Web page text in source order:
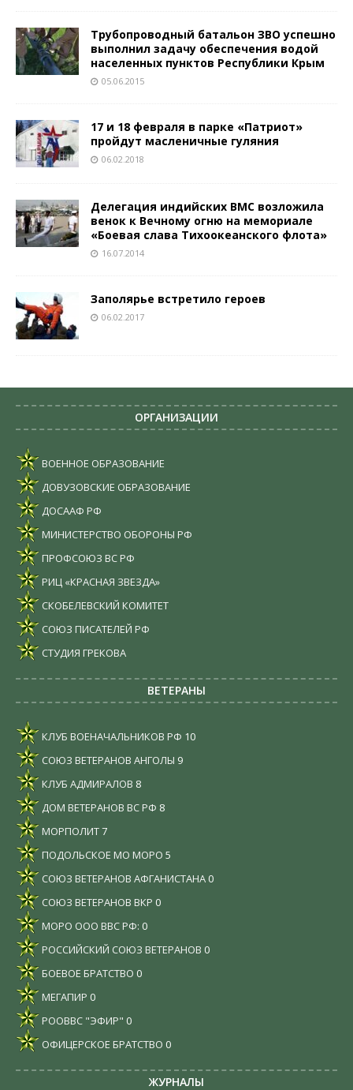
Трубопроводный батальон ЗВО успешно
выполнил задачу обеспечения водой
населенных пунктов Республики Крым
05.06.2015
17 и 18 февраля в парке «Патриот»
пройдут масленичные гуляния
06.02.2018
Делегация индийских ВМС возложила
венок к Вечному огню на мемориале
«Боевая слава Тихоокеанского флота»
16.07.2014
Заполярье встретило героев
06.02.2017
ОРГАНИЗАЦИИ
ВОЕННОЕ ОБРАЗОВАНИЕ
ДОВУЗОВСКИЕ ОБРАЗОВАНИЕ
ДОСААФ РФ
МИНИСТЕРСТВО ОБОРОНЫ РФ
ПРОФСОЮЗ ВС РФ
РИЦ «КРАСНАЯ ЗВЕЗДА»
СКОБЕЛЕВСКИЙ КОМИТЕТ
СОЮЗ ПИСАТЕЛЕЙ РФ
СТУДИЯ ГРЕКОВА
ВЕТЕРАНЫ
КЛУБ ВОЕНАЧАЛЬНИКОВ РФ 10
СОЮЗ ВЕТЕРАНОВ АНГОЛЫ 9
КЛУБ АДМИРАЛОВ 8
ДОМ ВЕТЕРАНОВ ВС РФ 8
МОРПОЛИТ7
ПОДОЛЬСКОЕ МО МОРО 5
СОЮЗ ВЕТЕРАНОВ АФГАНИСТАНА 0
СОЮЗ ВЕТЕРАНОВ ВКР 0
МОРО ООО ВВС РФ: 0
РОССИЙСКИЙ СОЮЗ ВЕТЕРАНОВ 0
БОЕВОЕ БРАТСТВО 0
МЕГАПИР 0
РООВВС "ЭФИР" 0
ОФИЦЕРСКОЕ БРАТСТВО 0
ЖУРНАЛЫ